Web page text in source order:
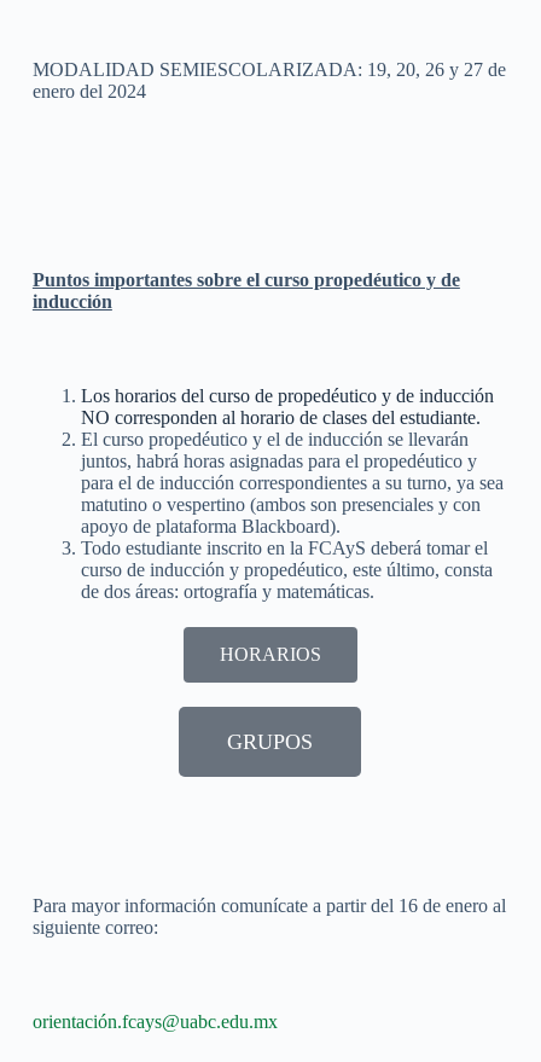
MODALIDAD SEMIESCOLARIZADA: 19, 20, 26 y 27 de
enero del 2024
Puntos importantes sobre el curso propedéutico y de
inducción
Los horarios del curso de propedéutico y de inducción
NO corresponden al horario de clases del estudiante.
El curso propedéutico y el de inducción se llevarán
juntos, habrá horas asignadas para el propedéutico y
para el de inducción correspondientes a su turno, ya sea
matutino o vespertino (ambos son presenciales y con
apoyo de plataforma Blackboard).
Todo estudiante inscrito en la FCAyS deberá tomar el
curso de inducción y propedéutico, este último, consta
de dos áreas: ortografía y matemáticas.
HORARIOS
GRUPOS
Para mayor información comunícate a partir del 16 de enero al
siguiente correo:
orientación.fcays@uabc.edu.mx